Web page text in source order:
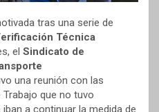
tras una serie de
Técnica
el Sindicato de
una reunión con las
que no tuvo
a continuar la medida de